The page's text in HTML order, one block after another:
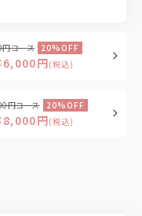
コース 20%OFF
円(税込)
円コース 20%OFF
円(税込)